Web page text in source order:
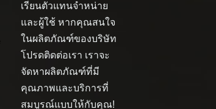
เรียนตัวแทนจำหน่าย
และผู้ใช้ หากคุณสนใจ
ในผลิตภัณฑ์ของบริษัท
โปรดติดต่อเรา เราจะ
จัดหาผลิตภัณฑ์ที่มี
คุณภาพและบริการที่
สมบูรณ์แบบให้กับคุณ!